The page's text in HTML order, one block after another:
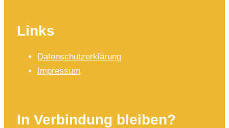
Links
Datenschutzerklärung
Impressum
In Verbindung bleiben?